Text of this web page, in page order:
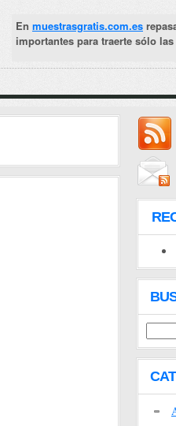
En muestrasgratis.com.es
importantes para traerte sólo